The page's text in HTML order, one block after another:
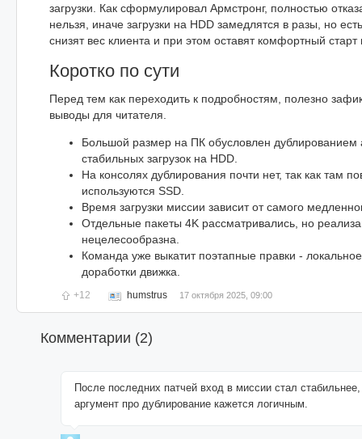
загрузки. Как сформулировал Армстронг, полностью
нельзя, иначе загрузки на HDD замедлятся в разы, но
снизят вес клиента и при этом оставят комфортный старт
Коротко по сути
Перед тем как переходить к подробностям, полезно
выводы для читателя.
Большой размер на ПК обусловлен дублированием
стабильных загрузок на HDD.
На консолях дублирования почти нет, так как там
используются SSD.
Время загрузки миссии зависит от самого
Отдельные пакеты 4K рассматривались, но
нецелесообразна.
Команда уже выкатит поэтапные правки -
доработки движка.
+12 humstrus 17 октября 2025, 09:00
Комментарии (2)
После последних патчей вход в миссии стал
аргумент про дублирование кажется логичным.